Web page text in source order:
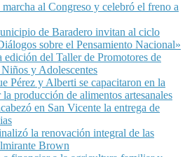
al Congreso y celebró el freno a
de Baradero invitan al ciclo
sobre el Pensamiento Nacional»
edición del Taller de Promotores de
y Adolescentes
Pérez y Alberti se capacitaron en la
producción de alimentos artesanales
en San Vicente la entrega de
la renovación integral de las
Brown